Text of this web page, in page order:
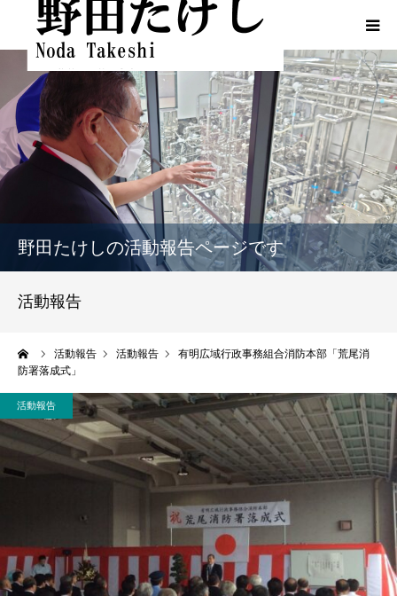
野田たけしの活動報告ページです
活動報告
活動報告 活動報告
有明広域行政事務組合消防本部「荒尾消
防署落成式」
活動報告
HOME
プロフィール
ふるさとでの実績
政策
動画一覧
活動レポート
ご意見・メール